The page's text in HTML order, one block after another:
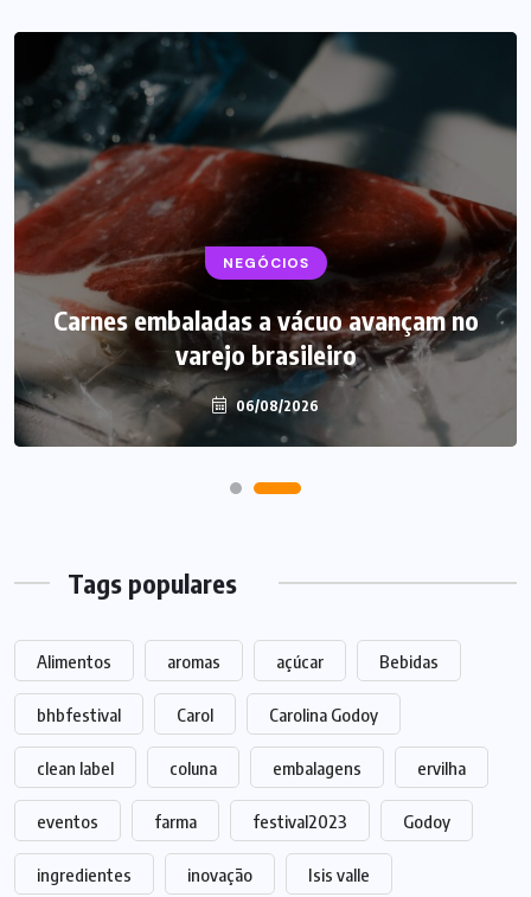
NEGÓCIOS
Carnes embaladas a vácuo avançam no
varejo brasileiro
06/08/2026
BEBIDAS LANÇAMENTOS
Starbucks aposta em leite proteico no
Brasil
06/08/2026
Tags populares
Alimentos aromas açúcar Bebidas
bhbfestival Carol Carolina Godoy
clean label coluna embalagens ervilha
eventos farma festival2023 Godoy
ingredientes inovação Isis valle